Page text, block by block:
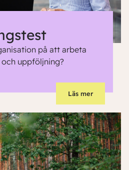
på att arbeta
uppföljning?
Läs mer